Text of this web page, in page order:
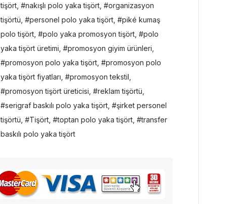
tişört
nakışlı polo yaka tişört
organizasyon
tişörtü
personel polo yaka tişört
piké kumaş
polo tişört
polo yaka promosyon tişört
polo
yaka tişört üretimi
promosyon giyim ürünleri
promosyon polo yaka tişört
promosyon polo
yaka tişört fiyatları
promosyon tekstil
promosyon tişört üreticisi
reklam tişörtü
serigraf baskılı polo yaka tişört
şirket personel
tişörtü
Tişört toptan polo yaka tişört
transfer
baskılı polo yaka tişört